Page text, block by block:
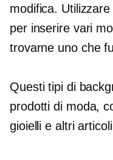
modifica.
per inserire vari
trovarne uno che
Questi tipi di
prodotti di moda,
gioielli e altri